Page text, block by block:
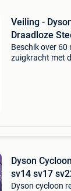
Veiling -
Draadloze
Beschik over
zuigkracht met
Dyson
sv14 sv17
Dyson cycloon